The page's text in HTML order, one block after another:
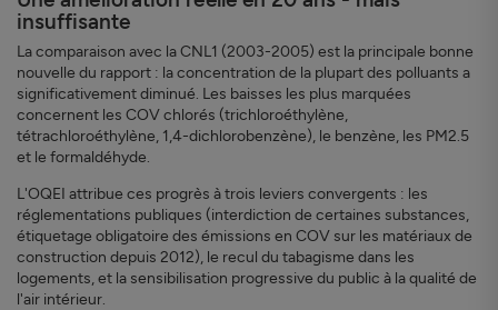
insuffisante
La comparaison avec la CNL1 (2003-2005) est la principale bonne
nouvelle du rapport : la concentration de la plupart des polluants a
significativement diminué. Les baisses les plus marquées
concernent les COV chlorés (trichloroéthylène,
tétrachloroéthylène, 1,4-dichlorobenzène), le benzène, les PM2.5
et le formaldéhyde.
L'OQEI attribue ces progrès à trois leviers convergents : les
réglementations publiques (interdiction de certaines substances,
étiquetage obligatoire des émissions en COV sur les matériaux de
construction depuis 2012), le recul du tabagisme dans les
logements, et la sensibilisation progressive du public à la qualité de
l'air intérieur.